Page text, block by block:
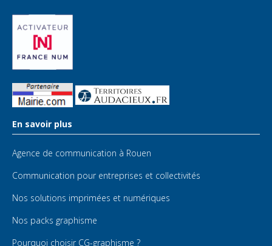
En savoir plus
Agence de communication à Rouen
Communication pour entreprises et collectivités
Nos solutions imprimées et numériques
Nos packs graphisme
Pourquoi choisir CG-graphisme ?